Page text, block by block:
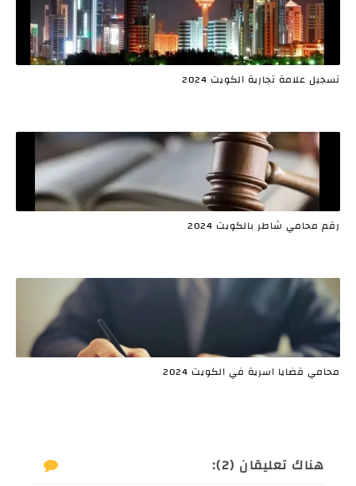
تسجيل علامة تجارية الكويت 2024
رقم محامي شاطر بالكويت 2024
محامي قضايا اسرية في الكويت 2024
هناك تعليقان (2):